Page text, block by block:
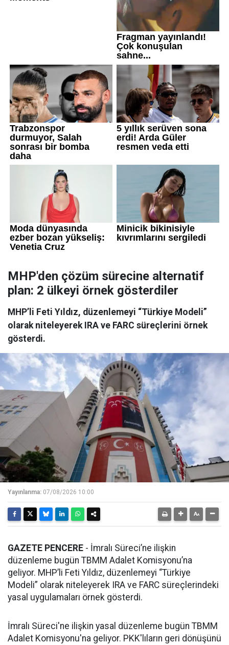
MHP'den çözüm sürecine alternatif
plan: 2 ülkeyi örnek gösterdiler
MHP’li Feti Yıldız, düzenlemeyi “Türkiye Modeli”
olarak niteleyerek IRA ve FARC süreçlerini örnek
gösterdi.
Yayınlanma: 07/08/2026 10:00
GAZETE PENCERE - İmralı Süreci’ne ilişkin
düzenleme bugün TBMM Adalet Komisyonu’na
geliyor. MHP’li Feti Yıldız, düzenlemeyi “Türkiye
Modeli” olarak niteleyerek IRA ve FARC süreçlerindeki
yasal uygulamaları örnek gösterdi.
İmralı Süreci'ne ilişkin yasal düzenleme bugün TBMM
Adalet Komisyonu'na geliyor. PKK'lıların geri dönüşünü